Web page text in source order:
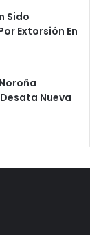
Sido
Extorsión En
Nueva